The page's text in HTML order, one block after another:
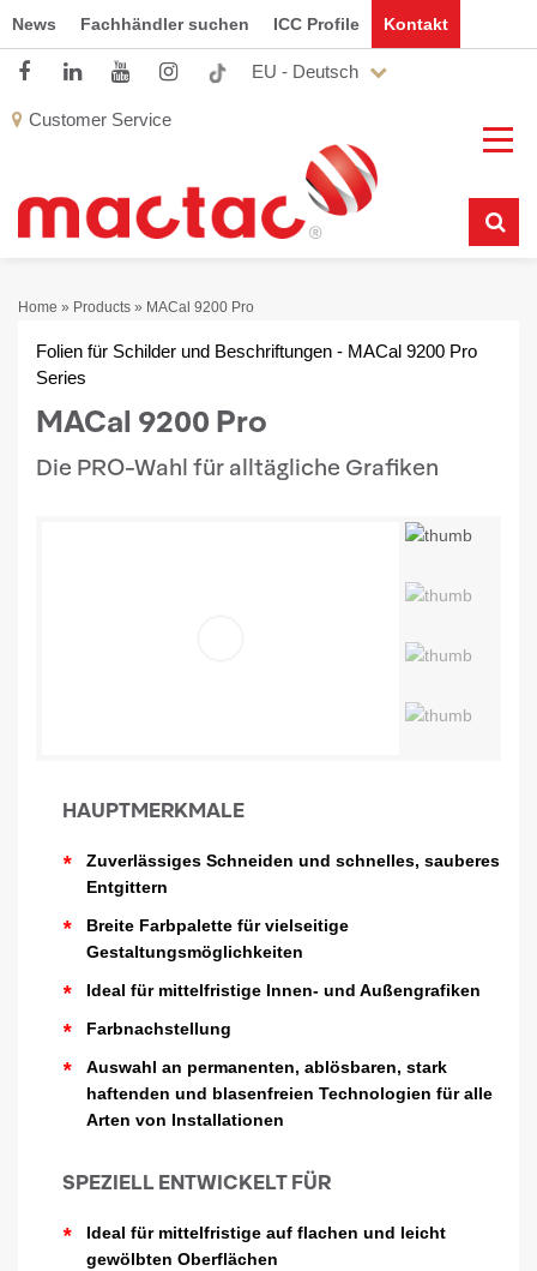
News Fachhändler suchen ICC Profile Kontakt
EU - Deutsch
Customer Service
Home » Products » MACal 9200 Pro
Folien für Schilder und Beschriftungen - MACal 9200 Pro
Series
MACal 9200 Pro
Die PRO-Wahl für alltägliche Grafiken
HAUPTMERKMALE
*
Zuverlässiges Schneiden und schnelles, sauberes
Entgittern
*
Breite Farbpalette für vielseitige
Gestaltungsmöglichkeiten
* Ideal für mittelfristige Innen- und Außengrafiken
* Farbnachstellung
*
Auswahl an permanenten, ablösbaren, stark
haftenden und blasenfreien Technologien für alle
Arten von Installationen
SPEZIELL ENTWICKELT FÜR
*
Ideal für mittelfristige auf flachen und leicht
gewölbten Oberflächen